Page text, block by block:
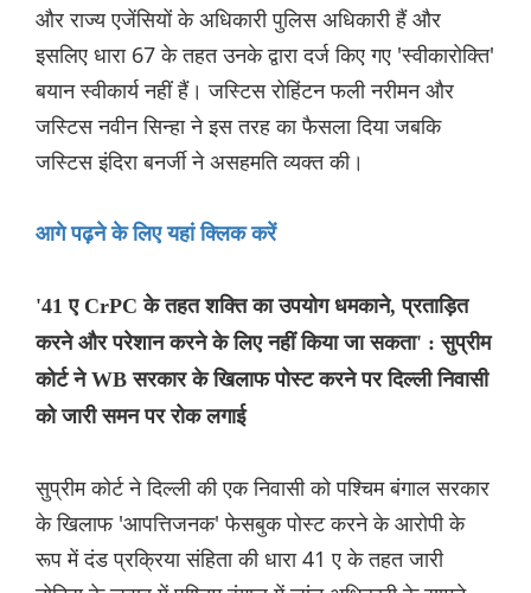
और राज्य एजेंसियों के अधिकारी पुलिस अधिकारी हैं और
इसलिए धारा 67 के तहत उनके द्वारा दर्ज किए गए 'स्वीकारोक्ति'
बयान स्वीकार्य नहीं हैं। जस्टिस रोहिंटन फली नरीमन और
जस्टिस नवीन सिन्हा ने इस तरह का फैसला दिया जबकि
जस्टिस इंदिरा बनर्जी ने असहमति व्यक्त की।
आगे पढ़ने के लिए यहां क्लिक करें
'41 ए CrPC के तहत शक्ति का उपयोग धमकाने, प्रताड़ित
करने और परेशान करने के लिए नहीं किया जा सकता' : सुप्रीम
कोर्ट ने WB सरकार के खिलाफ पोस्ट करने पर दिल्ली निवासी
को जारी समन पर रोक लगाई
सुप्रीम कोर्ट ने दिल्ली की एक निवासी को पश्चिम बंगाल सरकार
के खिलाफ 'आपत्तिजनक' फेसबुक पोस्ट करने के आरोपी के
रूप में दंड प्रक्रिया संहिता की धारा 41 ए के तहत जारी